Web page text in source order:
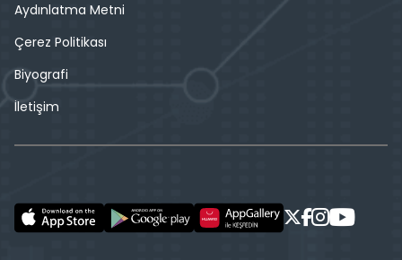
Aydınlatma Metni
Çerez Politikası
Biyografi
İletişim